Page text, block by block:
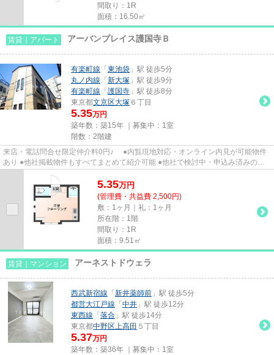
間取り：1R
面積：16.50㎡
賃貸｜アパート アーバンプレイス護国寺Ｂ
有楽町線 「 東池袋 」駅 徒歩5分
丸ノ内線 「 新大塚 」駅 徒歩9分
有楽町線 「 護国寺 」駅 徒歩8分
東京都文京区大塚 ６丁目
5.35万円
築年数：築15年 ｜募集中： 1室
階数：2階建
来店・電話問合せ限定仲介料0円♪ ●内覧現地対応・オンライン内見が可能物件
あり ●他社掲載物件もすべてまとめて紹介可能 ●他社で検討中・申込み済みのお
5.35万円
(管理費・共益費 2,500円)
敷：1ヶ月｜礼：1ヶ月
所在階：1階
間取り：1R
面積：9.51㎡
賃貸｜マンション アーネストドウェラ
西武新宿線 「 新井薬師前 」駅 徒歩5分
都営大江戸線 「 中井 」駅 徒歩12分
東西線 「 落合 」駅 徒歩14分
東京都中野区上高田 ５丁目
5.37万円
築年数：築36年 ｜募集中： 1室